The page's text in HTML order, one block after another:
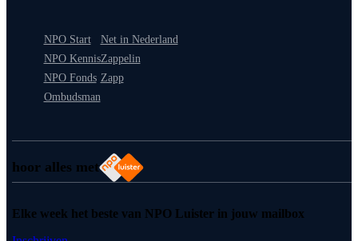
hoor alles met
NPO Start
NPO Kennis
NPO Fonds
Ombudsman
Net in Nederland
Zappelin
Zapp
Elke week het beste van NPO Luister in jouw mailbox